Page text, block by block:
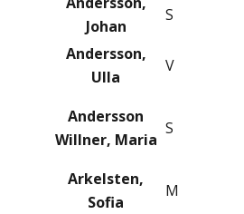
Johan
S
Andersson,
Ulla
V
Andersson
Willner, Maria
S
Arkelsten,
Sofia
M